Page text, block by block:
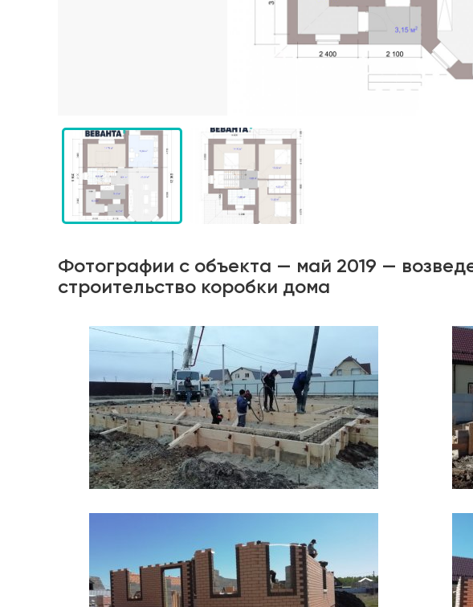
Фотографии с объекта — май 2019 —
строительство коробки дома